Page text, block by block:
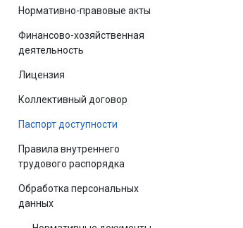
Нормативно-правовые акты
Финансово-хозяйственная
деятельность
Лицензия
Коллективный договор
Паспорт доступности
Правила внутреннего
трудового распорядка
Обработка персональных
данных